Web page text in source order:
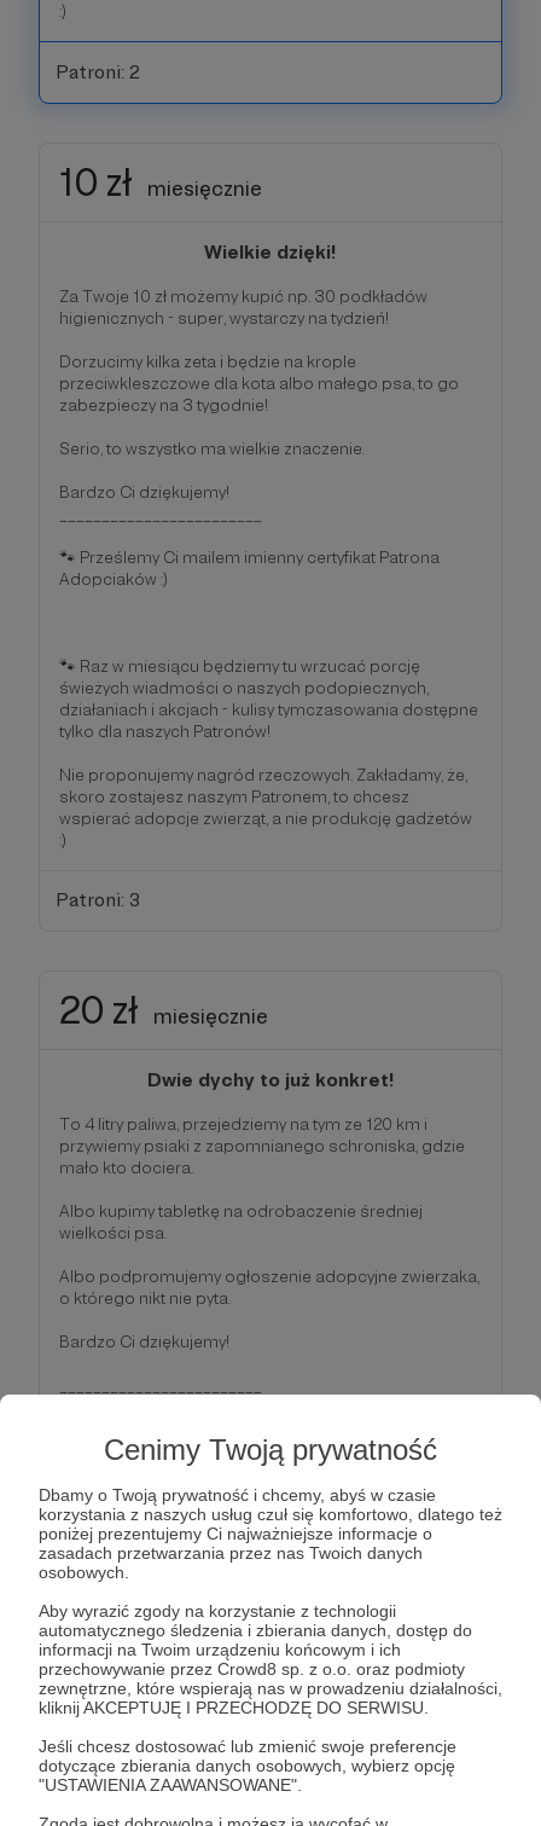
Cenimy Twoją prywatność
Dbamy o Twoją prywatność i chcemy, abyś w czasie
korzystania z naszych usług czuł się komfortowo, dlatego też
poniżej prezentujemy Ci najważniejsze informacje o
zasadach przetwarzania przez nas Twoich danych
osobowych.
Aby wyrazić zgody na korzystanie z technologii
automatycznego śledzenia i zbierania danych, dostęp do
informacji na Twoim urządzeniu końcowym i ich
przechowywanie przez Crowd8 sp. z o.o. oraz podmioty
zewnętrzne, które wspierają nas w prowadzeniu działalności,
kliknij AKCEPTUJĘ I PRZECHODZĘ DO SERWISU.
Jeśli chcesz dostosować lub zmienić swoje preferencje
dotyczące zbierania danych osobowych, wybierz opcję
"USTAWIENIA ZAAWANSOWANE".
:)
Patroni: 2
10 zł miesięcznie
Wielkie dzięki!
Za Twoje 10 zł możemy kupić np. 30 podkładów
higienicznych - super, wystarczy na tydzień!
Dorzucimy kilka zeta i będzie na krople
przeciwkleszczowe dla kota albo małego psa, to go
zabezpieczy na 3 tygodnie!
Serio, to wszystko ma wielkie znaczenie.
Bardzo Ci dziękujemy!
🐾 Prześlemy Ci mailem imienny certyfikat Patrona
Adopciaków :)
🐾 Raz w miesiącu będziemy tu wrzucać porcję
świeżych wiadmości o naszych podopiecznych,
działaniach i akcjach - kulisy tymczasowania dostępne
tylko dla naszych Patronów!
Nie proponujemy nagród rzeczowych. Zakładamy, że,
skoro zostajesz naszym Patronem, to chcesz
wspierać adopcje zwierząt, a nie produkcję gadżetów
:)
Patroni: 3
20 zł miesięcznie
Dwie dychy to już konkret!
To 4 litry paliwa, przejedziemy na tym ze 120 km i
przywiemy psiaki z zapomnianego schroniska, gdzie
mało kto dociera.
Albo kupimy tabletkę na odrobaczenie średniej
wielkości psa.
Albo podpromujemy ogłoszenie adopcyjne zwierzaka,
o którego nikt nie pyta.
Bardzo Ci dziękujemy!
Adopciaków :)
🐾 Raz w miesiącu będziemy tu wrzucać porcję
świeżych wiadmości o naszych podopiecznych,
działaniach i akcjach - kulisy tymczasowania dostępne
tylko dla naszych Patronów!
Nie proponujemy nagród rzeczowych. Zakładamy, że,
skoro zostajesz naszym Patronem, to chcesz
wspierać adopcje zwierząt, a nie produkcję gadżetów
:)
Patroni: 8